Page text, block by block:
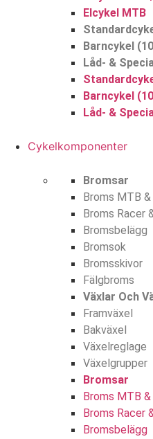
Elcykel MTB
Barncykel
Låd- &
Barncykel
Låd- &
Cykelkomponenter
Bromsar
Broms MTB
Broms Racer
Bromsbelägg
Bromsok
Bromsskivor
Fälgbroms
Växlar Och
Framväxel
Bakväxel
Växelreglage
Växelgrupper
Bromsar
Broms MTB
Broms Racer
Bromsbelägg